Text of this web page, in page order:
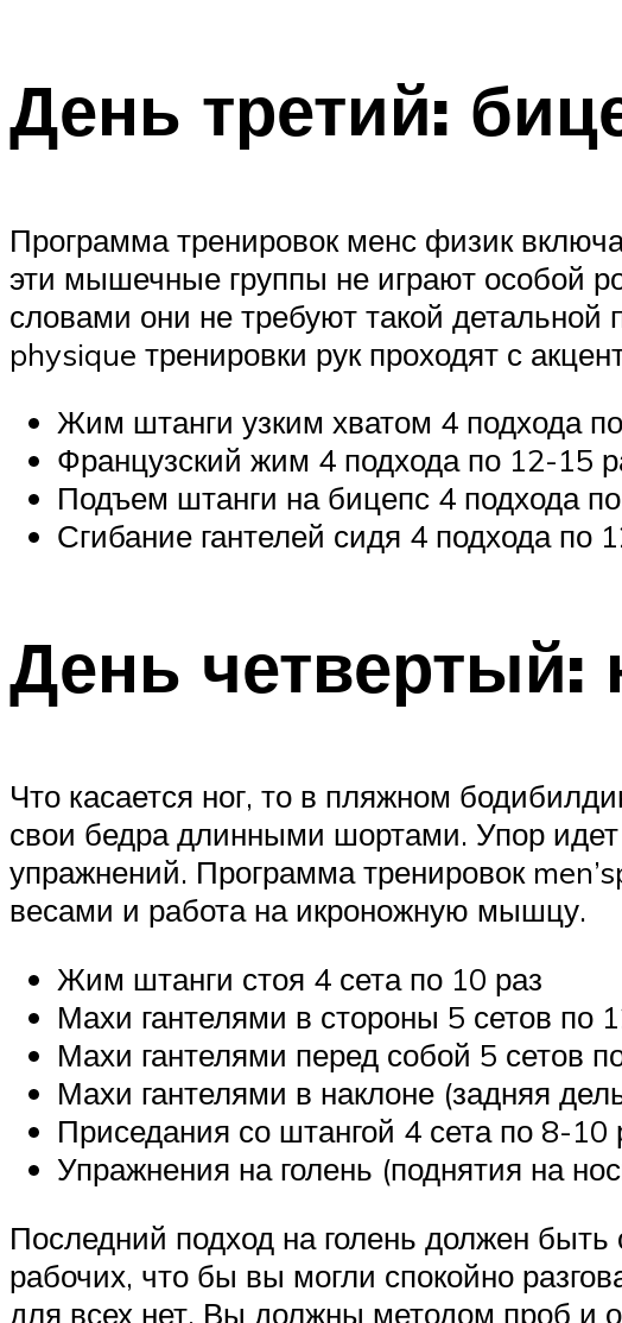
День третий:
Программа тренировок менс физик
эти мышечные группы не играют особой
словами они не требуют такой детальной
physique тренировки рук проходят с
Жим штанги узким хватом 4 подхода
Французский жим 4 подхода по 12-15
Подъем штанги на бицепс 4 подхода
Сгибание гантелей сидя 4 подхода по
День четвертый:
Что касается ног, то в пляжном
свои бедра длинными шортами. Упор
упражнений. Программа тренировок
весами и работа на икроножную мышцу.
Жим штанги стоя 4 сета по 10 раз
Махи гантелями в стороны 5 сетов по
Махи гантелями перед собой 5 сетов
Махи гантелями в наклоне (задняя
Приседания со штангой 4 сета по 8-10
Упражнения на голень (поднятия на
Последний подход на голень должен
рабочих, что бы вы могли спокойно
для всех нет. Вы должны методом проб и